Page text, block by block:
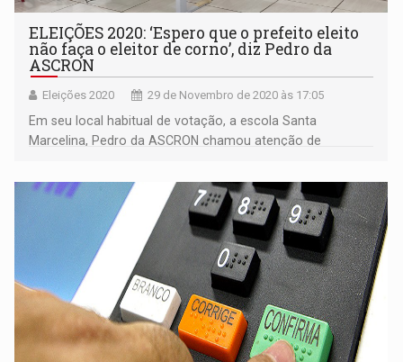
ELEIÇÕES 2020: ‘Espero que o prefeito eleito
não faça o eleitor de corno’, diz Pedro da
ASCRON
Eleições 2020 29 de Novembro de 2020 às 17:05
Em seu local habitual de votação, a escola Santa
Marcelina, Pedro da ASCRON chamou atenção de